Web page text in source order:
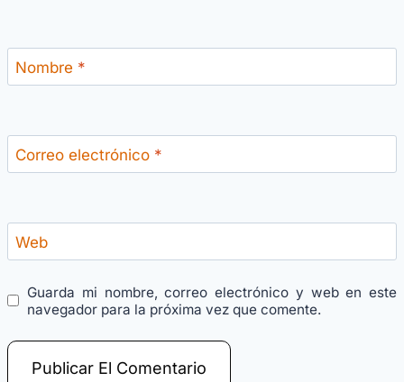
Nombre *
Correo electrónico *
Web
Guarda mi nombre, correo electrónico y web en este
navegador para la próxima vez que comente.